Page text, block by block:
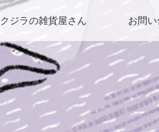
クジラの雑貨屋さん お問